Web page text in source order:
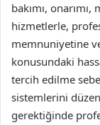
bakımı,
hizmetlerle,
memnuniyetine
konusundaki
tercih edilme
sistemlerini
gerektiğinde